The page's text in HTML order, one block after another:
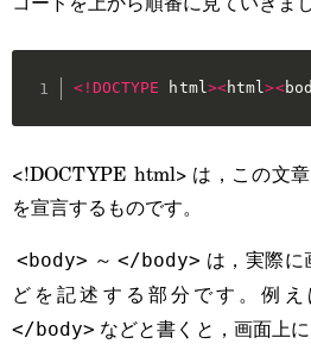
<! DOCTYPE html><html><
<!DOCTYPE html> は，この文
を宣言するものです。
<body> ～ </body> は，実際
どを記述する部分です。例え
</body> などと書くと，画面上